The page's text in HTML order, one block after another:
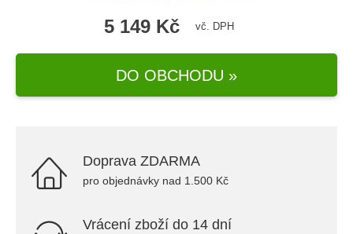
5 149 Kč vč. DPH
DO OBCHODU »
Doprava ZDARMA
pro objednávky nad 1.500 Kč
Vrácení zboží do 14 dní